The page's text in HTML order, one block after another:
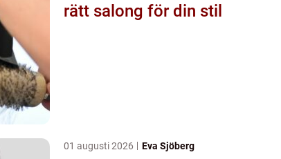
rätt salong för din stil
01 augusti 2026 Eva Sjöberg